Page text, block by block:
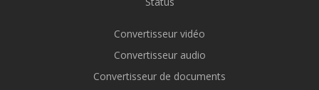
Convertisseur vidéo
Convertisseur audio
Convertisseur de documents